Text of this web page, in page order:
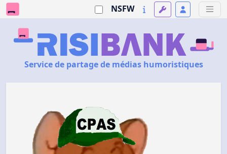
NSFW
Service de partage de médias humoristiques